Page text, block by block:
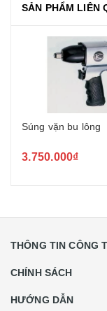
SẢN PHẨM LIÊN
Súng vặn bu lông
3.750.000₫
THÔNG TIN CÔNG
CHÍNH SÁCH
HƯỚNG DẪN